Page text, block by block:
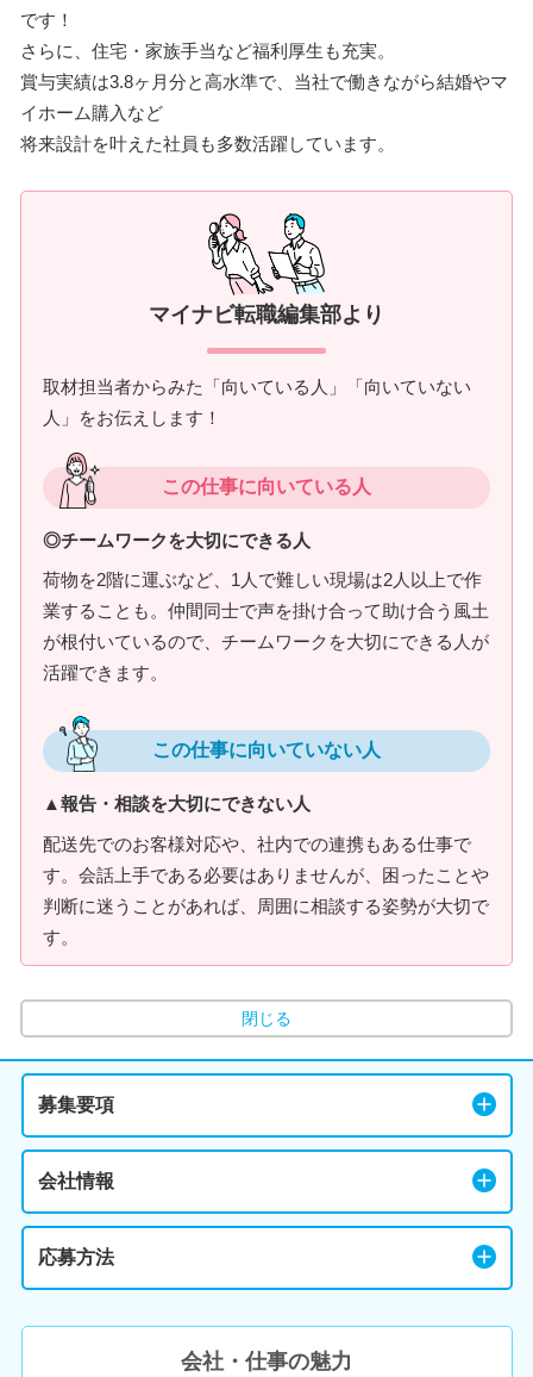
です！
さらに、住宅・家族手当など福利厚生も充実。
賞与実績は3.8ヶ月分と高水準で、当社で働きながら結婚やマ
イホーム購入など
将来設計を叶えた社員も多数活躍しています。
マイナビ転職編集部より
取材担当者からみた「向いている人」「向いていない
人」をお伝えします！
この仕事に向いている人
◎チームワークを大切にできる人
荷物を2階に運ぶなど、1人で難しい現場は2人以上で作
業することも。仲間同士で声を掛け合って助け合う風土
が根付いているので、チームワークを大切にできる人が
活躍できます。
この仕事に向いていない人
▲報告・相談を大切にできない人
配送先でのお客様対応や、社内での連携もある仕事で
す。会話上手である必要はありませんが、困ったことや
判断に迷うことがあれば、周囲に相談する姿勢が大切で
す。
閉じる
募集要項
会社情報
応募方法
会社・仕事の魅力